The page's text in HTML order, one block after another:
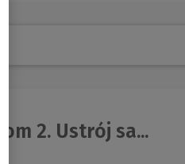
2. Ustrój sa...